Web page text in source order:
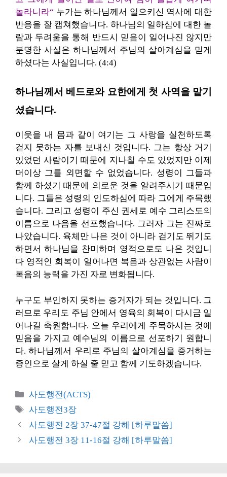
놀라니라“ 누가는 하나님께서 일으키신 역사에 대한
반응을 잘 캡쳐했습니다. 하나님의 일하심에 대한 놀
람과 두려움을 통해 반드시 믿음이 일어나진 않지만
분명한 사실은 하나님께서 주님의 살아계심을 믿게
하셨다는 사실입니다. (4:4)
하나님께서 베드로와 요한에게 첫 사역을 맡기
셨습니다.
이웃을 내 몸과 같이 여기는 그 사랑을 실천하도록
걷지 못하는 자를 보내신 것입니다. 그는 항상 거기
있었던 사람이기 때문에 지나칠 수도 있었지만 이제
더이상 그를 외면할 수 없었습니다. 성령이 그들과
함께 하셨기 때문에 의로운 것을 알려주시기 때문입
니다. 그들은 성령의 인도하심에 따라 그에게 주목했
습니다. 그리고 성령이 주신 권세로 예수 그리스도의
이름으로 나음을 선포했습니다. 그러자 그는 진짜로
나았습니다. 육체만 나은 것이 아니라 걷기도 뛰기도
하면서 하나님을 찬미하며 영적으로도 나은 것입니
다 영적인 회복이 일어나면 복음과 상관없는 사람이
복음의 능력을 가진 자로 변화됩니다.
누구도 부인하지 못하는 증거자가 되는 것입니다. 그
러므로 우리도 주님 안에서 영육의 회복이 다시금 일
어나길 축원합니다. 오늘 우리에게 주목하시는 것에
믿음을 가지고 예수님의 이름으로 선포하기 원합니
다. 하나님께서 우리로 주님의 살아계심을 증거하는
증인으로 살게 하실 줄 믿고 함께 기도하겠습니다.
카
테
리
사도행전(ACTS)
태
그
사도행전3장
사도행전 2장 37-47절 강해 [하루말씀]
사도행전 3장 11-16절 강해 [하루말씀]